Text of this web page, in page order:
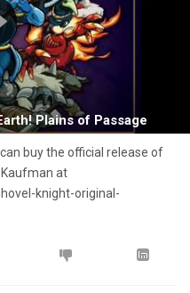
Plains of Passage
buy the official release of
at
knight-original-